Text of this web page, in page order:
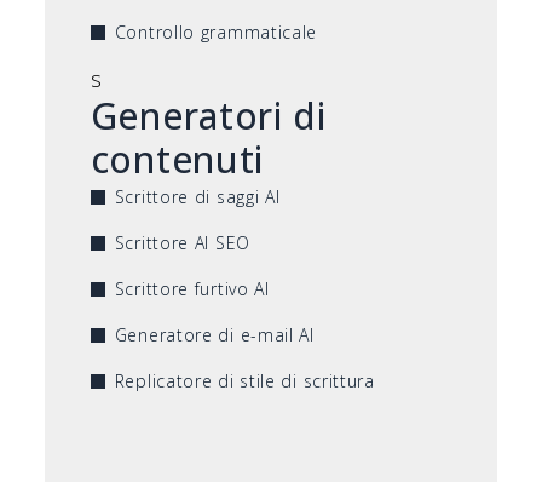
Controllo grammaticale
s
Generatori di
contenuti
Scrittore di saggi AI
Scrittore AI SEO
Scrittore furtivo AI
Generatore di e-mail AI
Replicatore di stile di scrittura